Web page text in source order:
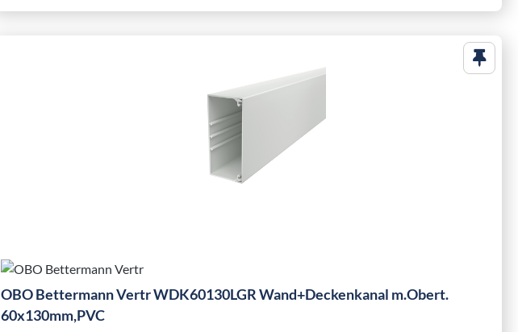
OBO Bettermann Vertr WDK60130LGR Wand+Deckenkanal m.Obert.
60x130mm,PVC